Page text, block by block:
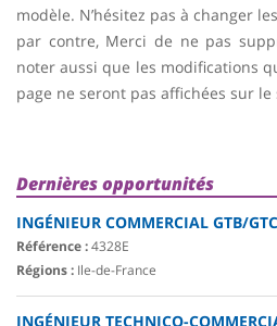
modèle. N’hésitez pas à changer
par contre, Merci de ne pas
noter aussi que les modifications
page ne seront pas affichées sur le
Dernières opportunités
INGÉNIEUR COMMERCIAL GTB/
Référence :4328E
Régions : Ile-de-France
INGÉNIEUR TECHNICO-